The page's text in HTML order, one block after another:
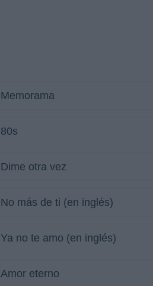
Memorama
80s
Dime otra vez
No más de ti (en inglés)
Ya no te amo (en inglés)
Amor eterno